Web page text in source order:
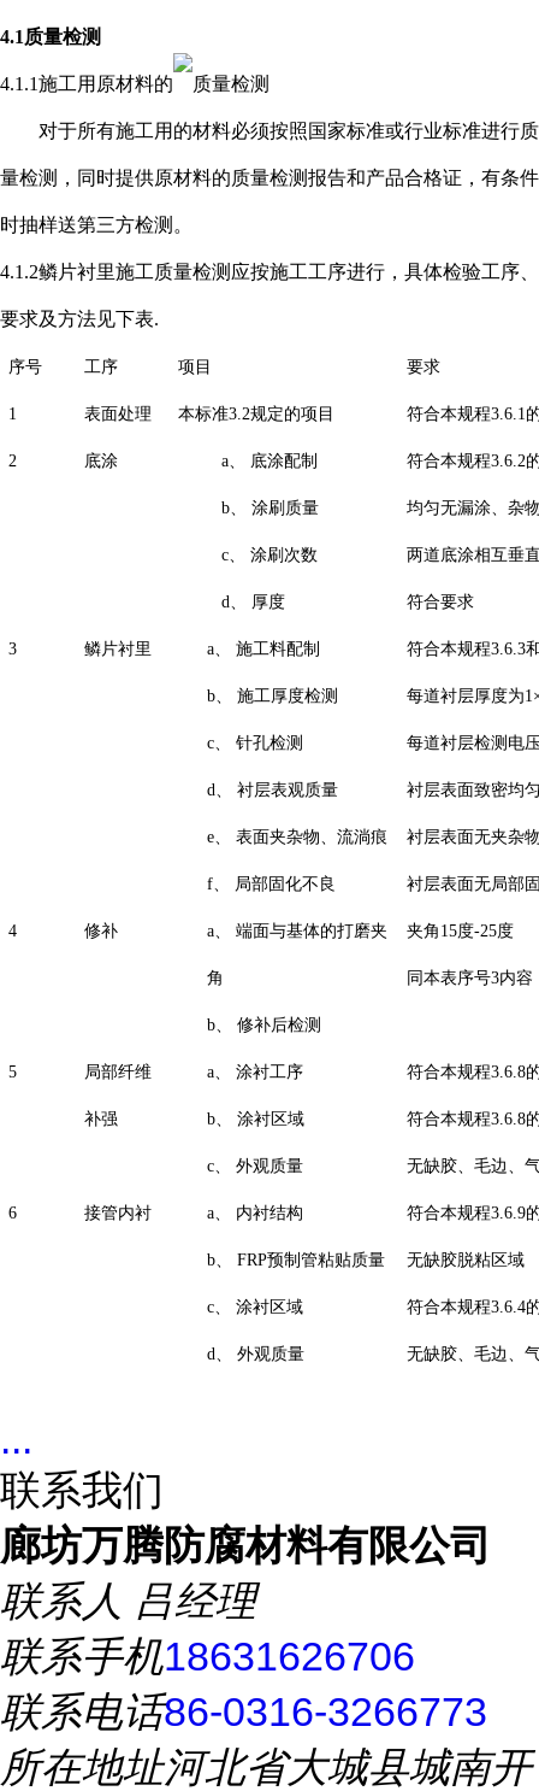
4.1质量检测
4.1.1施工用原材料的 质量检测
对于所有施工用的材料必须按照国家标准或行业标准进行质
量检测，同时提供原材料的质量检测报告和产品合格证，有条件
时抽样送第三方检测。
4.1.2鳞片衬里施工质量检测应按施工工序进行，具体检验工序、
要求及方法见下表.
序号 工序 项目 要求
1 表面处理 本标准3.2规定的项目 符合本规程3.6.1
2 底涂 a、 底涂配制
b、 涂刷质量
c、 涂刷次数
d、 厚度
符合本规程3.6.2
均匀无漏涂、杂
两道底涂相互垂
符合要求
3 鳞片衬里 a、 施工料配制
b、 施工厚度检测
c、 针孔检测
d、 衬层表观质量
e、 表面夹杂物、流淌痕
f、 局部固化不良
符合本规程3.6.3
每道衬层厚度为
每道衬层检测电
衬层表面致密均
衬层表面无夹杂
衬层表面无局部
4 修补 a、 端面与基体的打磨夹
角
b、 修补后检测
夹角15度-25度
同本表序号3内容
5 局部纤维
补强
a、 涂衬工序
b、 涂衬区域
c、 外观质量
符合本规程3.6.8
符合本规程3.6.8
无缺胶、毛边、
6 接管内衬 a、 内衬结构
b、 FRP预制管粘贴质量
c、 涂衬区域
d、 外观质量
符合本规程3.6.9
无缺胶脱粘区域
符合本规程3.6.4
无缺胶、毛边、
...
联系我们
廊坊万腾防腐材料有限公司
联系人 吕经理
联系手机18631626706
联系电话86-0316-3266773
所在地址河北省大城县城南开